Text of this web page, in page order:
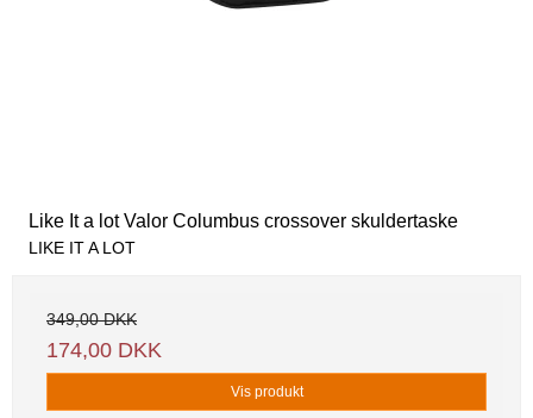
Like It a lot Valor Columbus crossover skuldertaske
LIKE IT A LOT
349,00 DKK
174,00 DKK
Vis produkt